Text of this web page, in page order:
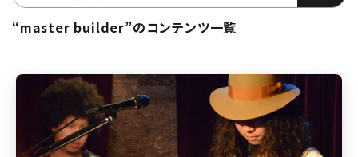
“master builder”のコンテンツ一覧